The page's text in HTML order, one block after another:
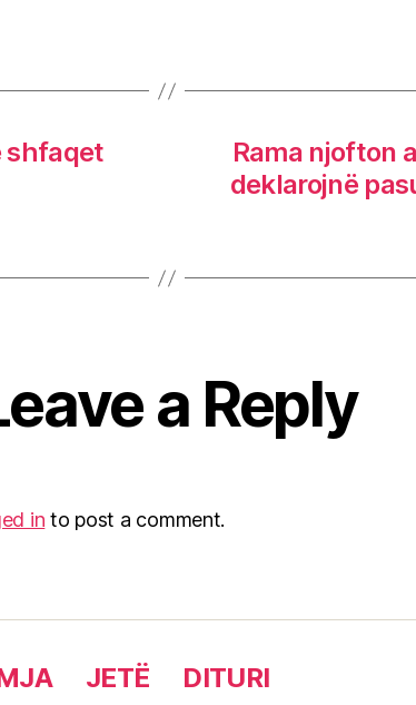
shfaqet
Rama njofton
deklarojnë
a Reply
in to post a comment.
JETË DITURI